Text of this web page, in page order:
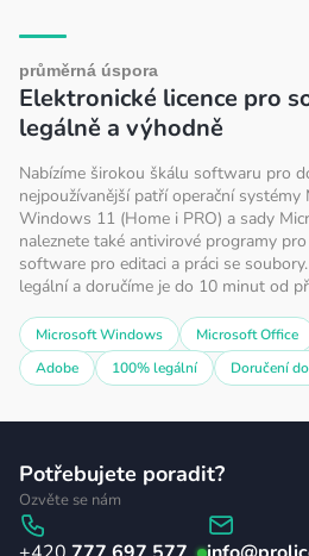
k
v
ý
p
i
s
u
průměrná úspora
Elektronické licence pro
legálně a výhodně
Nabízíme širokou škálu softwaru pro
nejpoužívanější patří operační
Windows 11 (Home i PRO) a sady
naleznete také antivirové programy
software pro editaci a práci se
legální a doručíme je do 10 minut od
Microsoft Windows Microsoft Office
Adobe
100% legální Doručení
Potřebujete poradit?
Ozvěte se nám